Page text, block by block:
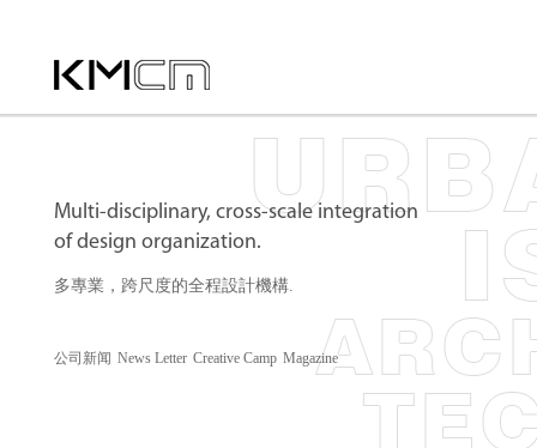
Multi-disciplinary, cross-scale integration
of design organization.
多專業，跨尺度的全程設計機構.
公司新闻 News Letter Creative Camp Magazine